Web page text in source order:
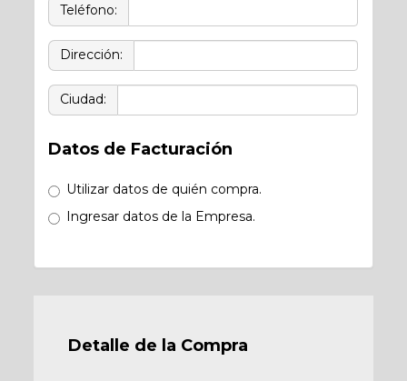
Teléfono:
Dirección:
Ciudad:
Datos de Facturación
Utilizar datos de quién compra.
Ingresar datos de la Empresa.
Detalle de la Compra